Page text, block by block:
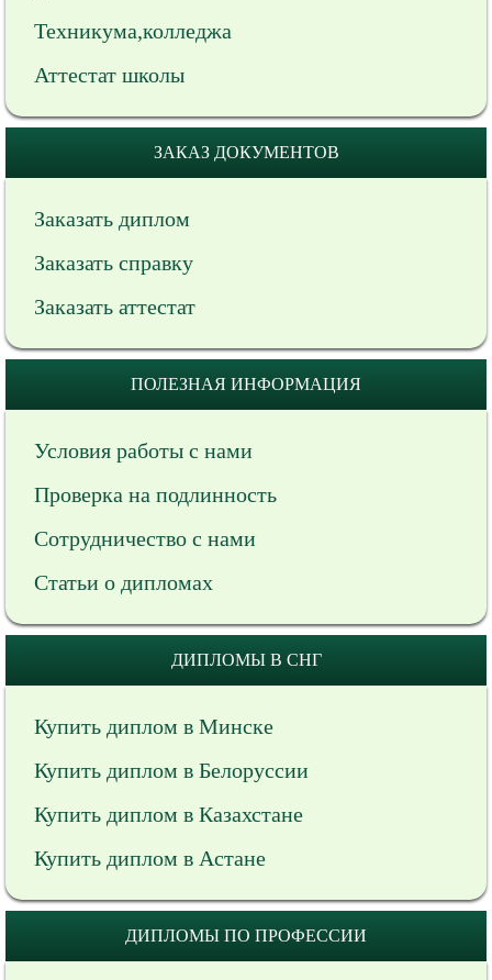
Техникума,колледжа
Аттестат школы
ЗАКАЗ ДОКУМЕНТОВ
Заказать диплом
Заказать справку
Заказать аттестат
ПОЛЕЗНАЯ ИНФОРМАЦИЯ
Условия работы с нами
Проверка на подлинность
Сотрудничество с нами
Статьи о дипломах
ДИПЛОМЫ В СНГ
Купить диплом в Минске
Купить диплом в Белоруссии
Купить диплом в Казахстане
Купить диплом в Астане
ДИПЛОМЫ ПО ПРОФЕССИИ